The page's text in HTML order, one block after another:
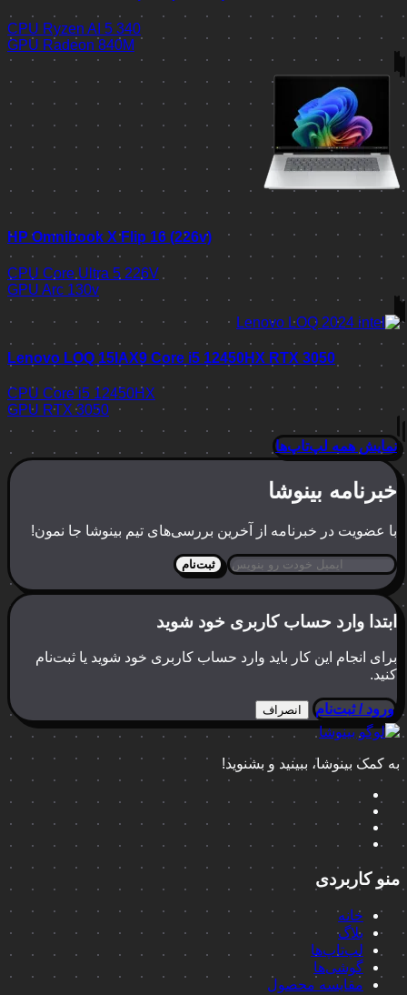
CPU Ryzen AI 5 340
GPU Radeon 840M
HP Omnibook X Flip 16 (226v)
CPU Core Ultra 5 226V
GPU Arc 130v
Lenovo LOQ 15IAX9 Core i5 12450HX RTX 3050
CPU Core i5 12450HX
GPU RTX 3050
نمایش همه لپ‌تاپ‌ها
خبرنامه بینوشا
با عضویت در خبرنامه از آخرین بررسی‌های تیم بینوشا جا نمون!
ثبت‌نام
ابتدا وارد حساب کاربری خود شوید
برای انجام این کار باید وارد حساب کاربری خود شوید یا ثبت‌نام
کنید.
ورود / ثبت‌نام انصراف
به کمک بینوشا، ببینید و بشنوید!
منو کاربردی
خانه
بلاگ
لپ‌تاپ‌ها
گوشی‌ها
مقایسه محصول